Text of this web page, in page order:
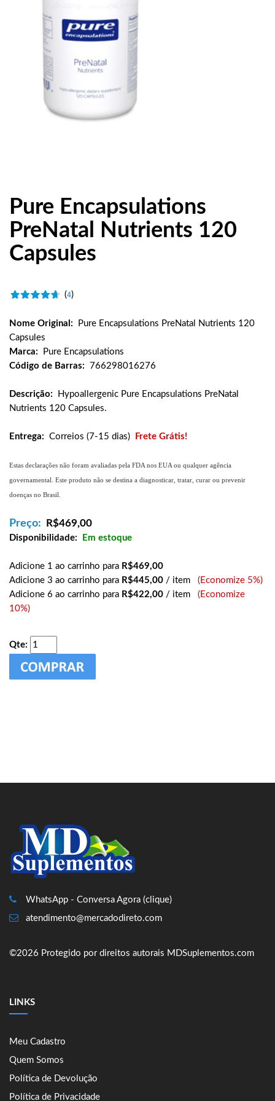
Pure Encapsulations
PreNatal Nutrients 120
Capsules
(4)
Nome Original:
Pure Encapsulations PreNatal Nutrients 120
Capsules
Marca:
Pure Encapsulations
Código de Barras:
766298016276
Descrição:
Hypoallergenic Pure Encapsulations PreNatal
Nutrients 120 Capsules.
Entrega: Correios (7-15 dias) Frete Grátis!
Estas declarações não foram avaliadas pela FDA nos EUA ou qualquer agência
governamental. Este produto não se destina a diagnosticar, tratar, curar ou prevenir
doenças no Brasil.
Preço: R$469,00
Disponibilidade: Em estoque
Adicione 1 ao carrinho para R$469,00
Adicione 3 ao carrinho para R$445,00 / item (Economize 5%)
Adicione 6 ao carrinho para R$422,00 / item (Economize
10%)
Qte:
WhatsApp - Conversa Agora (clique)
atendimento@mercadodireto.com
©2026 Protegido por direitos autorais MDSuplementos.com
LINKS
Meu Cadastro
Quem Somos
Política de Devolução
Política de Privacidade